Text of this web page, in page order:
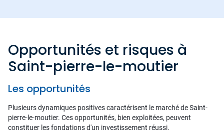
Opportunités et risques à
Saint-pierre-le-moutier
Les opportunités
Plusieurs dynamiques positives caractérisent le marché de Saint-
pierre-le-moutier. Ces opportunités, bien exploitées, peuvent
constituer les fondations d'un investissement réussi.